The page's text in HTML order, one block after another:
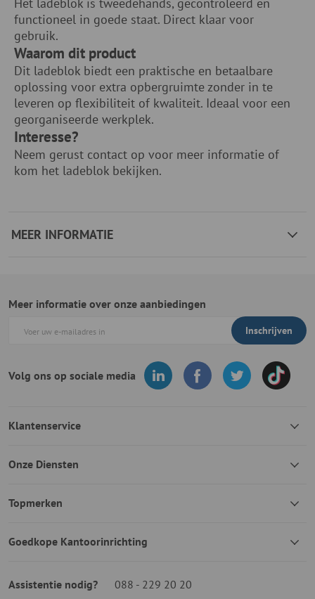
functioneel in goede staat. Direct klaar voor
gebruik.
Waarom dit product
Dit ladeblok biedt een praktische en betaalbare
oplossing voor extra opbergruimte zonder in te
leveren op flexibiliteit of kwaliteit. Ideaal voor een
georganiseerde werkplek.
Interesse?
Neem gerust contact op voor meer informatie of
kom het ladeblok bekijken.
MEER INFORMATIE
Meer informatie over onze aanbiedingen
Inschrijven
Volg ons op sociale media
Klantenservice
Onze Diensten
Topmerken
Goedkope Kantoorinrichting
Assistentie nodig? 088 - 229 20 20